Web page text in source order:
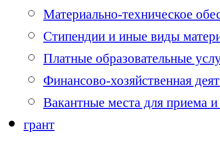
Материально-техническое
Стипендии и иные виды
Платные образовательные
Финансово-хозяйственная
Вакантные места для приема и
грант